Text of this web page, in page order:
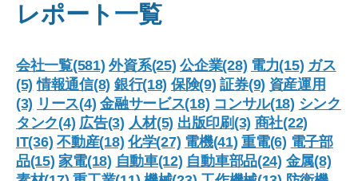
レポート一覧
会社一覧(581) 外資系(25) 公企業(28) 電力(15) ガス
(5) 情報通信(8) 銀行(18) 保険(9) 証券(9) 資産運用
(3) リース(4) 金融サービス(18) コンサル(18) シンク
タンク(4) 広告(3) 人材(5) 出版印刷(3) 商社(22)
IT(36) 不動産(18) 化学(27) 電機(41) 重電(6) 電子部
品(15) 家電(18) 自動車(12) 自動車部品(24) 金属(8)